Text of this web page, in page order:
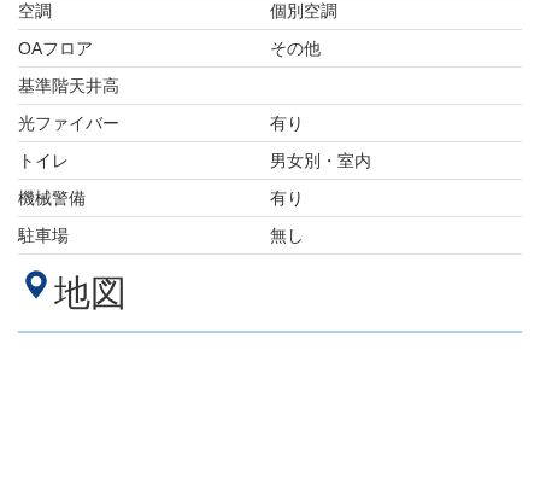
空調
個別空調
OAフロア
その他
基準階天井高
光ファイバー
有り
トイレ
男女別・室内
機械警備
有り
駐車場
無し
地図